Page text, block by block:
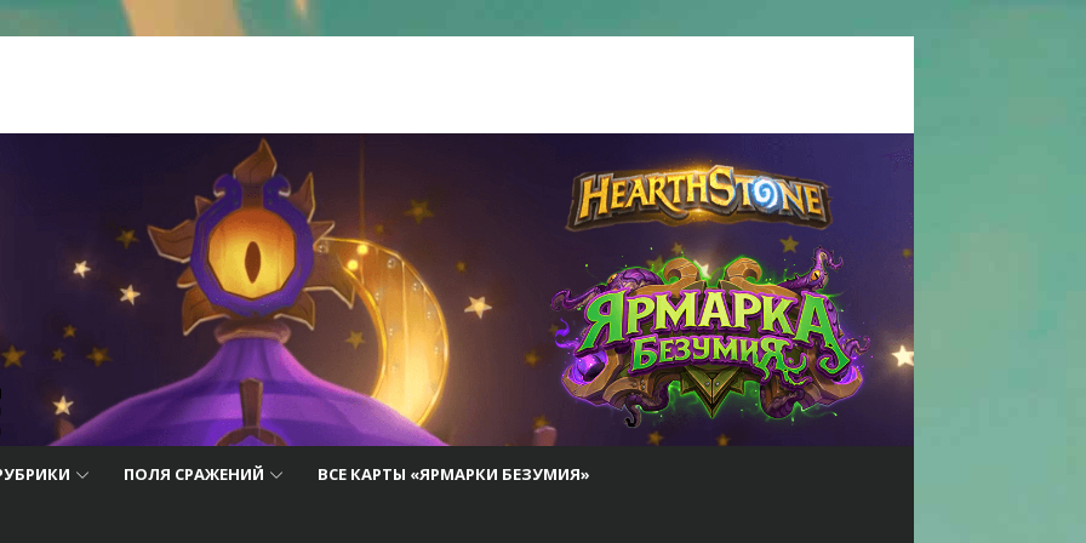
ПОЛЯ СРАЖЕНИЙ ВСЕ КАРТЫ «ЯРМАРКИ БЕЗУМИЯ»